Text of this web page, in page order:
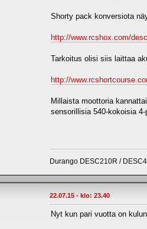
Shorty pack konversiota
http://www.rcshox.com/
Tarkoitus olisi siis laittaa
http://
Millaista moottoria
sensorillisia 540-kokoisia
Durango DESC210R /
22.07.15 - klo: 23.40
Nyt kun pari vuotta on